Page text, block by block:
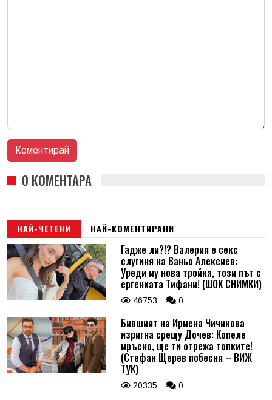
0 КОМЕНТАРА
НАЙ-ЧЕТЕНИ НАЙ-КОМЕНТИРАНИ
Гадже ли?!? Валерия е секс
слугиня на Ваньо Алексиев:
Уреди му нова тройка, този път с
ергенката Тифани! (ШОК СНИМКИ)
46753 0
Бившият на Ирмена Чичикова
изригна срещу Дочев: Копеле
мръсно, ще ти отрежа топките!
(Стефан Щерев побесня – ВИЖ
ТУК)
20335 0